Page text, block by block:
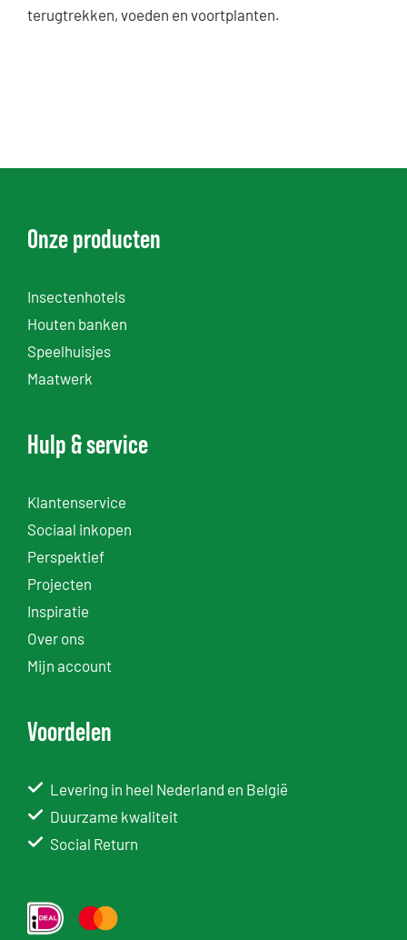
terugtrekken, voeden en voortplanten.
Onze producten
Insectenhotels
Houten banken
Speelhuisjes
Maatwerk
Hulp & service
Klantenservice
Sociaal inkopen
Perspektief
Projecten
Inspiratie
Over ons
Mijn account
Voordelen
Levering in heel Nederland en België
Duurzame kwaliteit
Social Return